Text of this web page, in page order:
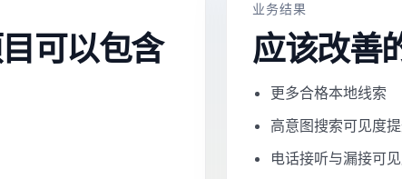
可以包含
业务结果
应该改善
更多合格本地线索
高意图搜索可见度
电话接听与漏接可